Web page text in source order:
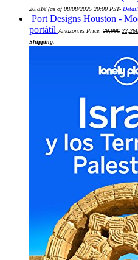
precio
original
era:
21,90€.
20,81€precio
actual
es:
20,81€.
(as of 08/08/2025 20:00 PST-
Port Designs Houston -
portátil Amazon.es Price: 29,99€ precio
era:
22,26€
Shipping